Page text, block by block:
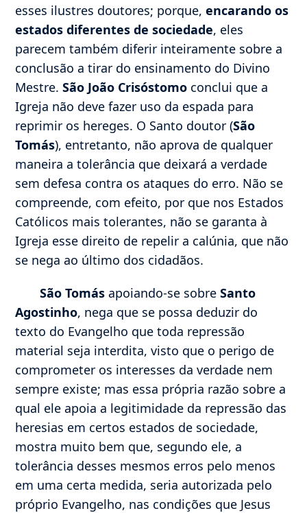
esses ilustres doutores; porque,encarando os
estados diferentes de sociedade, eles
parecem também diferir inteiramente sobre a
conclusão a tirar do ensinamento do Divino
Mestre.São João Crisóstomo conclui que a
Igreja não deve fazer uso da espada para
reprimir os hereges. O Santo doutor (São
Tomás), entretanto, não aprova de qualquer
maneira a tolerância que deixará a verdade
sem defesa contra os ataques do erro. Não se
compreende, com efeito, por que nos Estados
Católicos mais tolerantes, não se garanta à
Igreja esse direito de repelir a calúnia, que não
se nega ao último dos cidadãos.
São Tomás apoiando-se sobreSanto
Agostinho, nega que se possa deduzir do
texto do Evangelho que toda repressão
material seja interdita, visto que o perigo de
comprometer os interesses da verdade nem
sempre existe; mas essa própria razão sobre a
qual ele apoia a legitimidade da repressão das
heresias em certos estados de sociedade,
mostra muito bem que, segundo ele, a
tolerância desses mesmos erros pelo menos
em uma certa medida, seria autorizada pelo
próprio Evangelho, nas condições que Jesus